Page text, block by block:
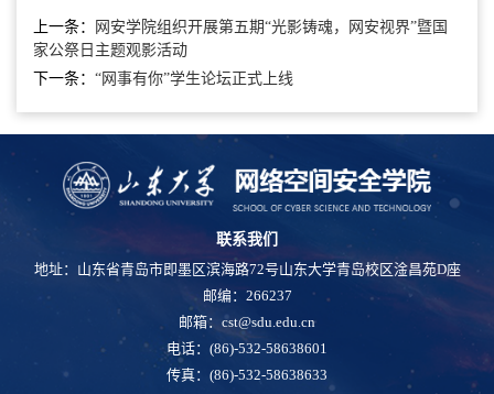
上一条：
网安学院组织开展第五期“光影铸魂，网安视界”暨国
家公祭日主题观影活动
下一条： “网事有你”学生论坛正式上线
联系我们
地址：山东省青岛市即墨区滨海路72号山东大学青岛校区淦昌苑D座
邮编：266237
邮箱：cst@sdu.edu.cn
电话：(86)-532-58638601
传真：(86)-532-58638633